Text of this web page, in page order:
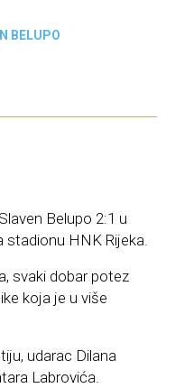
BELUPO
Belupo 2:1 u
stadionu HNK Rijeka.
svaki dobar potez
koja je u više
udarac Dilana
Labrovića.